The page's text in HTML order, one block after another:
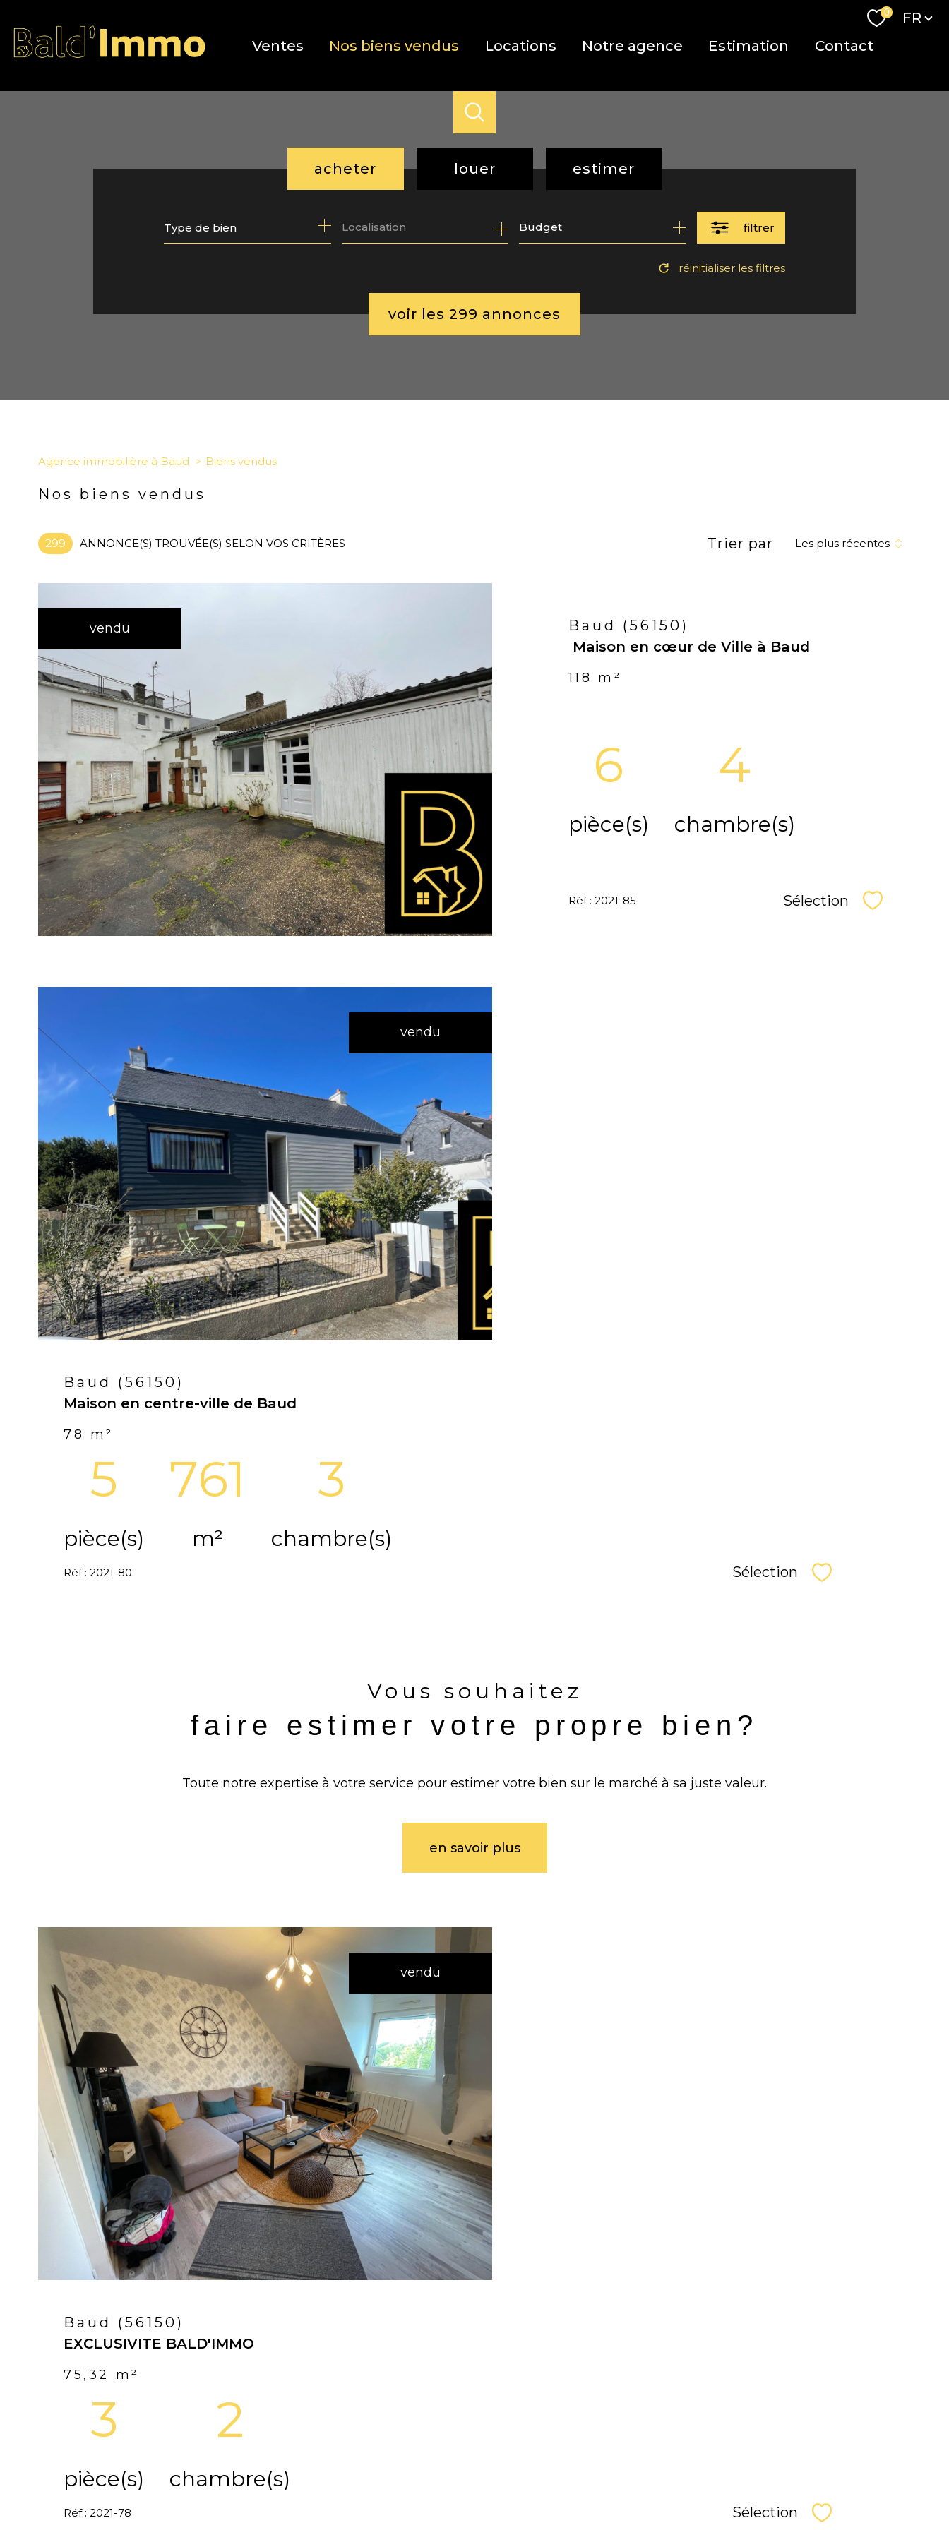
0 Langue
FR
Ventes Nos biens vendus Locations Notre agence Estimation Contact
acheter
de l'ancien
de l'immo pro
louer estimer
Type de bien Budget filtrer
voir les 299 annonces
réinitialiser les filtres
Agence immobilière à Baud Biens vendus
Nos biens vendus
299 ANNONCE(S) TROUVÉE(S) SELON VOS CRITÈRES Trier par Les plus récentes
vendu
voir le
bien
Baud (56150)
Maison en cœur de Ville à Baud
118 m²
6
pièce(s)
4
chambre(s)
Réf : 2021-85 Sélection
vendu
voir le
bien
Baud (56150)
Maison en centre-ville de Baud
78 m²
5
pièce(s)
761
m²
3
chambre(s)
Réf : 2021-80 Sélection Sélectionner
Vous souhaitez
faire estimer votre propre bien?
Toute notre expertise à votre service pour estimer votre bien sur le marché à sa juste valeur.
en savoir plus
vendu
voir le
bien
Baud (56150)
EXCLUSIVITE BALD'IMMO
75,32 m²
3
pièce(s)
2
chambre(s)
Réf : 2021-78 Sélection Sélectionner